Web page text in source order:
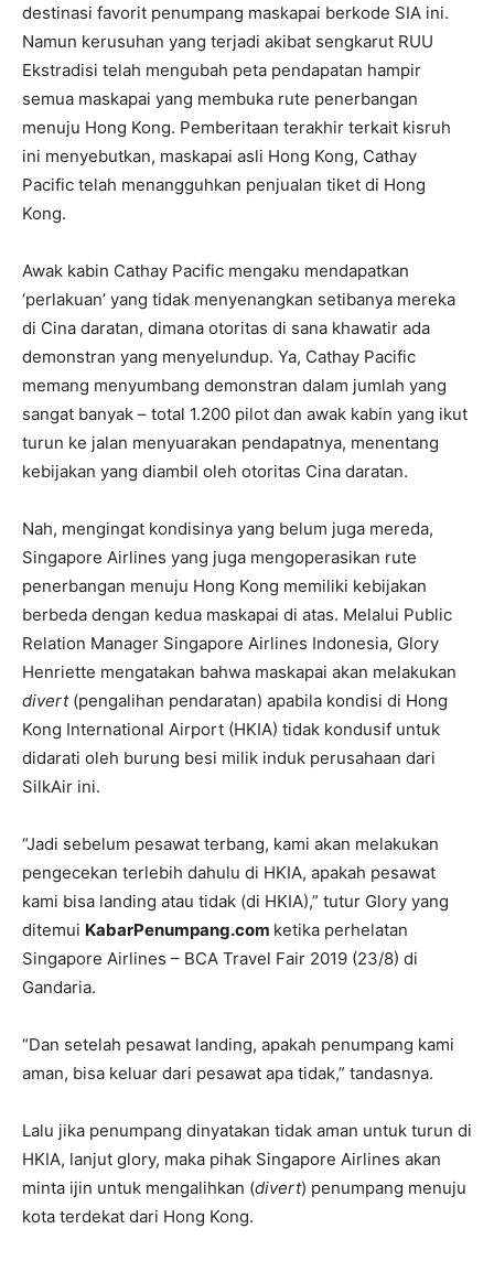
destinasi favorit penumpang maskapai berkode SIA ini.
Namun kerusuhan yang terjadi akibat sengkarut RUU
Ekstradisi telah mengubah peta pendapatan hampir
semua maskapai yang membuka rute penerbangan
menuju Hong Kong. Pemberitaan terakhir terkait kisruh
ini menyebutkan, maskapai asli Hong Kong, Cathay
Pacific telah menangguhkan penjualan tiket di Hong
Kong.
Awak kabin Cathay Pacific mengaku mendapatkan
‘perlakuan’ yang tidak menyenangkan setibanya mereka
di Cina daratan, dimana otoritas di sana khawatir ada
demonstran yang menyelundup. Ya, Cathay Pacific
memang menyumbang demonstran dalam jumlah yang
sangat banyak – total 1.200 pilot dan awak kabin yang ikut
turun ke jalan menyuarakan pendapatnya, menentang
kebijakan yang diambil oleh otoritas Cina daratan.
Nah, mengingat kondisinya yang belum juga mereda,
Singapore Airlines yang juga mengoperasikan rute
penerbangan menuju Hong Kong memiliki kebijakan
berbeda dengan kedua maskapai di atas. Melalui Public
Relation Manager Singapore Airlines Indonesia, Glory
Henriette mengatakan bahwa maskapai akan melakukan
divert(pengalihan pendaratan) apabila kondisi di Hong
Kong International Airport (HKIA) tidak kondusif untuk
didarati oleh burung besi milik induk perusahaan dari
SilkAir ini.
“Jadi sebelum pesawat terbang, kami akan melakukan
pengecekan terlebih dahulu di HKIA, apakah pesawat
kami bisa landing atau tidak (di HKIA),” tutur Glory yang
ditemui KabarPenumpang.com ketika perhelatan
Singapore Airlines – BCA Travel Fair 2019 (23/8) di
Gandaria.
“Dan setelah pesawat landing, apakah penumpang kami
aman, bisa keluar dari pesawat apa tidak,” tandasnya.
Lalu jika penumpang dinyatakan tidak aman untuk turun di
HKIA, lanjut glory, maka pihak Singapore Airlines akan
minta ijin untuk mengalihkan (divert) penumpang menuju
kota terdekat dari Hong Kong.